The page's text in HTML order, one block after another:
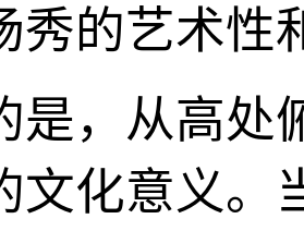
秀的艺术性
是，从高处
文化意义。